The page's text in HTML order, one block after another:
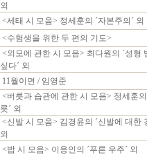
외
<세태 시 모음> 정세훈의 ´자본주의´ 외
<수험생을 위한 두 편의 기도>
<외모에 관한 시 모음> 최다원의 ´성형
싶다´ 외
11월이면 / 임영준
<버릇과 습관에 관한 시 모음> 정세훈의
릇´ 외
<신발 시 모음> 김경윤의 ´신발에 대한
외
<밥 시 모음> 이응인의 ´푸른 우주´ 외